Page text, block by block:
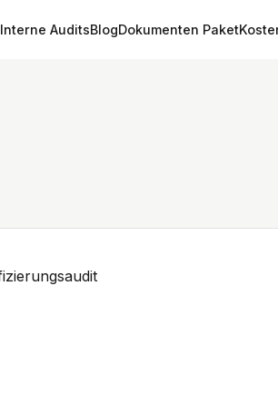
Interne AuditsBlogDokumenten Paket